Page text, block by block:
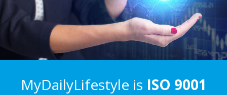
MyDailyLifestyle is ISO 9001